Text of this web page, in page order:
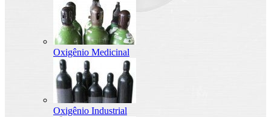
Oxigênio Medicinal
Oxigênio Industrial